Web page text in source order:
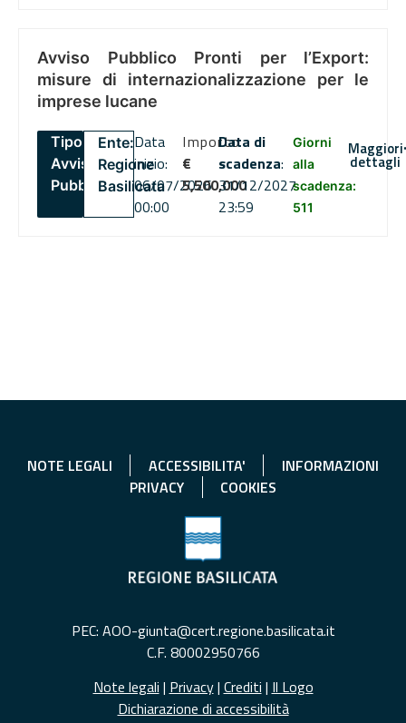
Avviso Pubblico Pronti per l’Export:
misure di internazionalizzazione per le
imprese lucane
Tipo:
Avviso
Pubblico
Ente:
Regione
Basilicata
Data
inizio:
06/07/2026
00:00
Importo
€
5,500,000
Data di
scadenza:
31/12/2027
23:59
Giorni
alla
scadenza:
511
Maggiori
dettagli
NOTE LEGALI ACCESSIBILITA'
INFORMAZIONI
PRIVACY
COOKIES
PEC: AOO-giunta@cert.regione.basilicata.it
C.F. 80002950766
Note legali | Privacy| Crediti | Il Logo
Dichiarazione di accessibilità